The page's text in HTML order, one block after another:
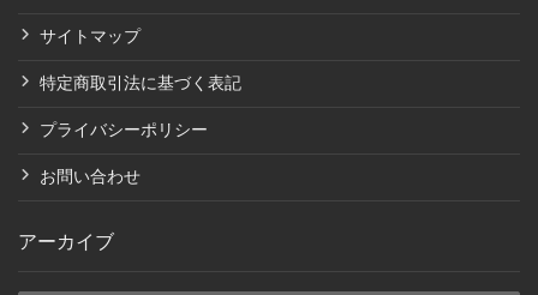
サイトマップ
特定商取引法に基づく表記
プライバシーポリシー
お問い合わせ
アーカイブ